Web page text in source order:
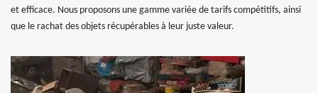
et efficace. Nous proposons une gamme variée de tarifs compétitifs, ainsi
que le rachat des objets récupérables à leur juste valeur.